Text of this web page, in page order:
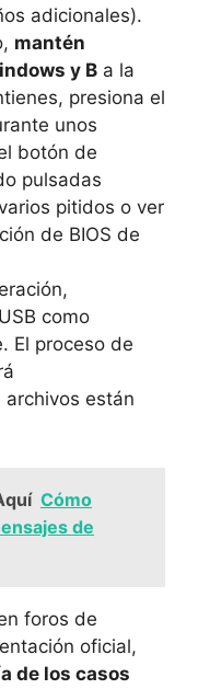
adicionales).
mantén
y B a la
presiona el
unos
botón de
pulsadas
pitidos o ver
de BIOS de
como
El proceso de
están
Cómo
de
foros de
oficial,
de los casos